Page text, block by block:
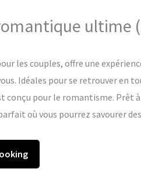
ultime
les couples, offre une
Idéales pour se retrouver en
conçu pour le romantisme. Prêt
où vous pourrez savourer